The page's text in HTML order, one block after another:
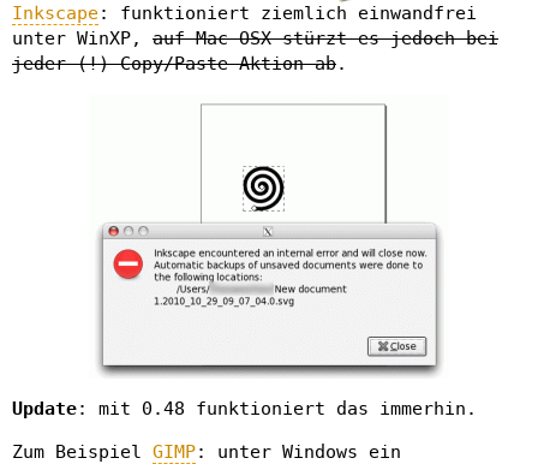
Inkscape: funktioniert ziemlich einwandfrei
unter WinXP, auf Mac OSX stürzt es jedoch bei
jeder (!) Copy/Paste-Aktion ab.
Update: mit 0.48 funktioniert das immerhin.
Zum Beispiel GIMP: unter Windows ein